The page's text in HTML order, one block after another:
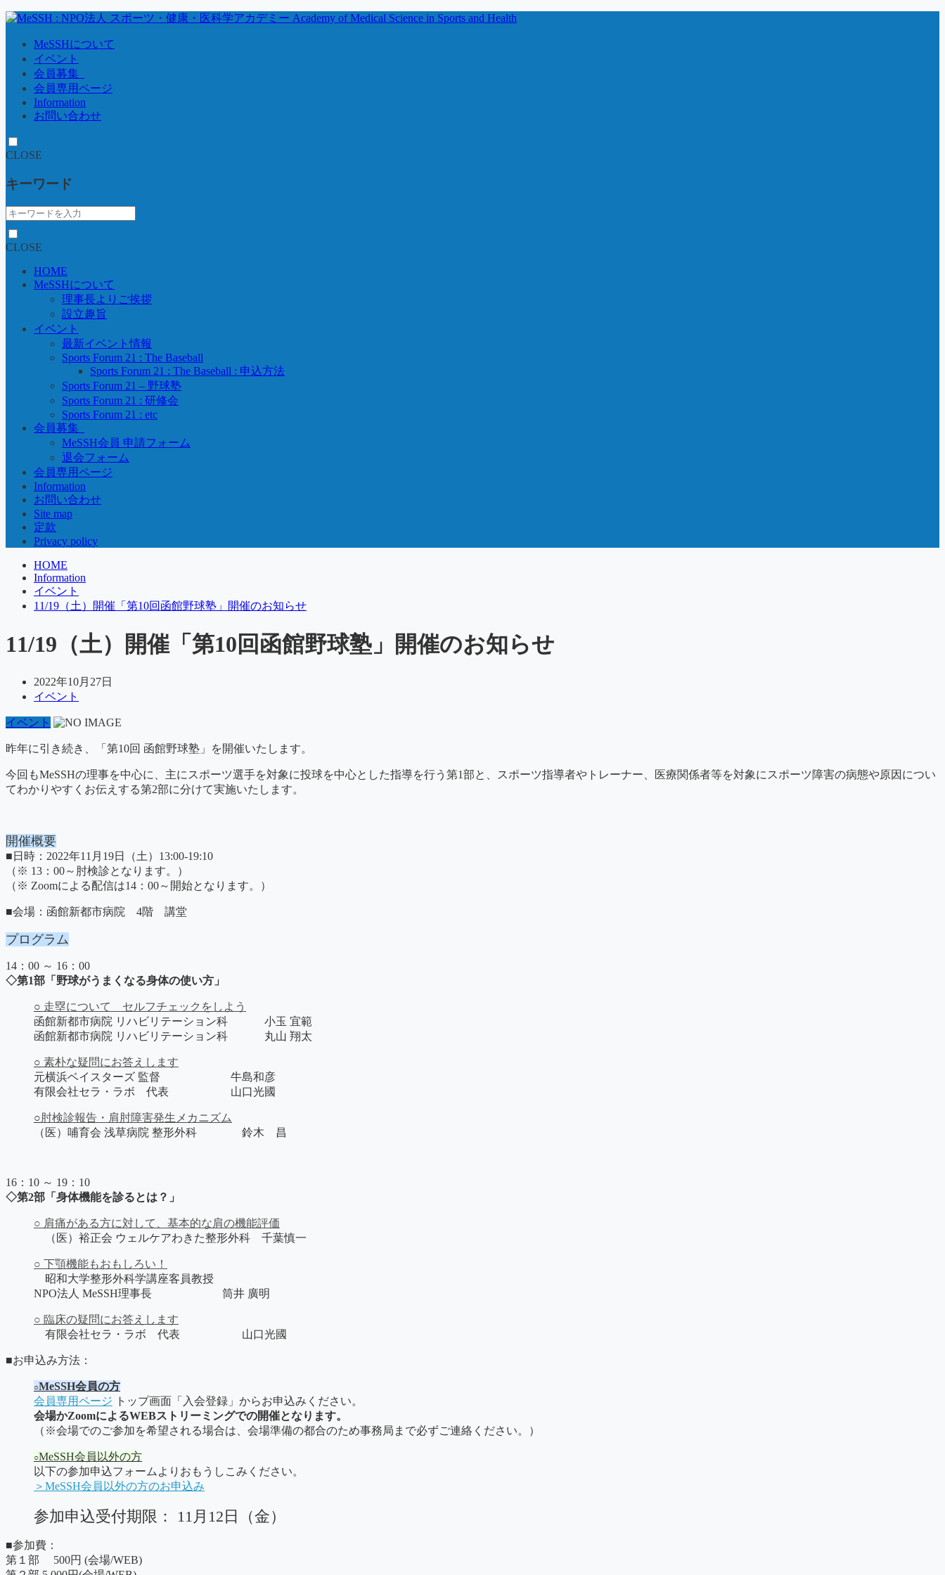
MeSSHについて
イベント
会員募集_
会員専用ページ
Information
お問い合わせ
CLOSE
キーワード
CLOSE
HOME
MeSSHについて
理事長よりご挨拶
設立趣旨
イベント
最新イベント情報
Sports Forum 21 : The Baseball
Sports Forum 21 : The Baseball : 申込方法
Sports Forum 21 – 野球塾
Sports Forum 21 : 研修会
Sports Forum 21 : etc
会員募集_
MeSSH会員 申請フォーム
退会フォーム
会員専用ページ
Information
お問い合わせ
Site map
定款
Privacy policy
HOME
Information
イベント
11/19（土）開催「第10回函館野球塾」開催のお知らせ
11/19（土）開催「第10回函館野球塾」開催のお知らせ
2022年10月27日
イベント
イベント
昨年に引き続き、「第10回 函館野球塾」を開催いたします。
今回もMeSSHの理事を中心に、主にスポーツ選手を対象に投球を中心とした指導を行う第1部と、スポーツ指導者やトレーナー、医療関係者等を対象にスポーツ障害の病態や原因につい
てわかりやすくお伝えする第2部に分けて実施いたします。
開催概要
■日時：2022年11月19日（土）13:00-19:10
（※ 13：00～肘検診となります。）
（※ Zoomによる配信は14：00～開始となります。）
■会場：函館新都市病院 4階 講堂
プログラム
14：00 ～ 16：00
◇第1部 「野球がうまくなる身体の使い方」
○ 走塁について セルフチェックをしよう
函館新都市病院 リハビリテーション科 小玉 宜範
函館新都市病院 リハビリテーション科 丸山 翔太
○ 素朴な疑問にお答えします
元横浜ベイスターズ 監督 牛島和彦
有限会社セラ・ラボ 代表 山口光國
○ 肘検診報告・肩肘障害発生メカニズム
（医）哺育会 浅草病院 整形外科 鈴木 昌
16：10 ～ 19：10
◇第2部「身体機能を診るとは？」
○ 肩痛がある方に対して、基本的な肩の機能評価
（医）裕正会 ウェルケアわきた整形外科 千葉慎一
○ 下顎機能もおもしろい！
昭和大学整形外科学講座客員教授
NPO法人 MeSSH理事長 筒井 廣明
○ 臨床の疑問にお答えします
有限会社セラ・ラボ 代表 山口光國
■お申込み方法：
○MeSSH会員の方
会員専用ページ トップ画面「入会登録」からお申込みください。
会場かZoomによるWEBストリーミングでの開催となります。
（※会場でのご参加を希望される場合は、会場準備の都合のため事務局まで必ずご連絡ください。）
○MeSSH会員以外の方
以下の参加申込フォームよりおもうしこみください。
＞MeSSH会員以外の方のお申込み
参加申込受付期限： 11月12日（金）
■参加費：
第１部 500円 (会場/WEB)